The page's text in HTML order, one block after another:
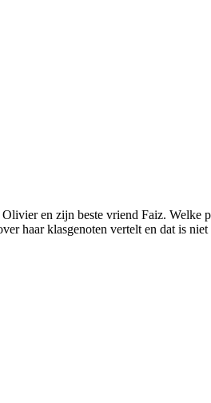
en zijn beste vriend Faiz. Welke
haar klasgenoten vertelt en dat is